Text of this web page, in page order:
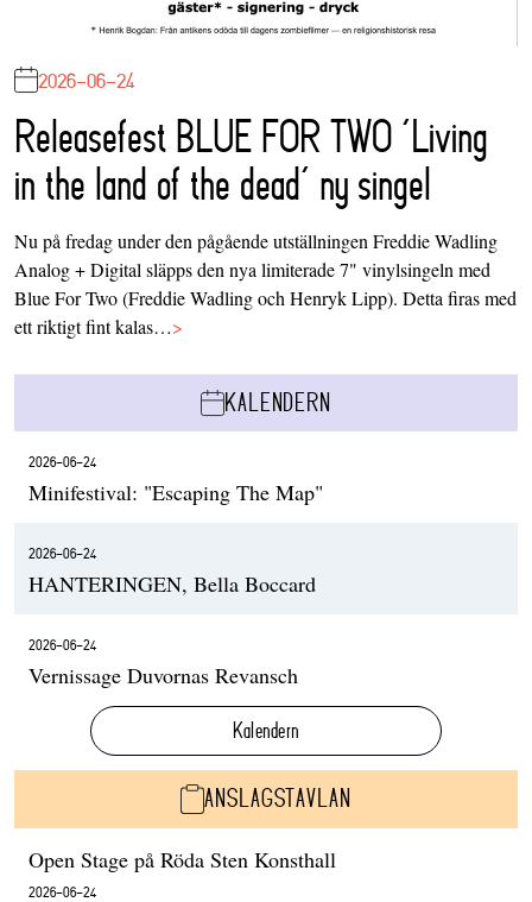
2026-06-24
Releasefest BLUE FOR TWO ‘Living
in the land of the dead’ ny singel
Nu på fredag under den pågående utställningen Freddie Wadling
Analog + Digital släpps den nya limiterade 7" vinylsingeln med
Blue For Two (Freddie Wadling och Henryk Lipp). Detta firas med
ett riktigt fint kalas…>
KALENDERN
2026-06-24
Minifestival: "Escaping The Map"
2026-06-24
HANTERINGEN, Bella Boccard
2026-06-24
Vernissage Duvornas Revansch
Kalendern
ANSLAGSTAVLAN
Open Stage på Röda Sten Konsthall
2026-06-24